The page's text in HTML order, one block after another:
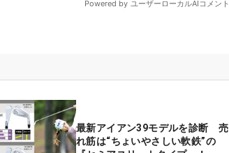
最新アイアン39モデルを診断 売
れ筋は“ちょいやさしい軟鉄”の